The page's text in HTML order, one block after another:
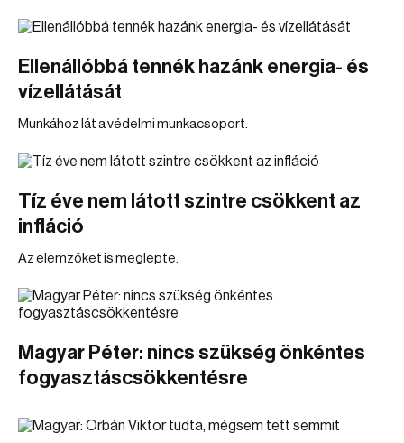
Ellenállóbbá tennék hazánk energia- és
vízellátását
Munkához lát a védelmi munkacsoport.
Tíz éve nem látott szintre csökkent az
infláció
Az elemzőket is meglepte.
Magyar Péter: nincs szükség önkéntes
fogyasztáscsökkentésre